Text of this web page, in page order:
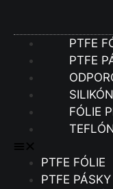
PTFE
PTFE
FÓLIE
PTFE FÓLIE
PTFE PÁSKY